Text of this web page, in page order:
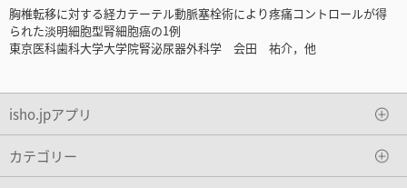
胸椎転移に対する経カテーテル動脈塞栓術により疼痛コントロールが得
られた淡明細胞型腎細胞癌の1例
東京医科歯科大学大学院腎泌尿器外科学 会田 祐介，他
isho.jpアプリ
カテゴリー